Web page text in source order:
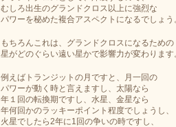
むしろ出生のグランドクロス以上に強烈な
パワーを秘めた複合アスペクトになるでしょう
もちろんこれは、グランドクロスになるための
星がどのぐらい遠い星かで影響力が変わります
例えばトランジットの月ですと、月一回の
パワーが動く時と言えますし、太陽なら
年１回の転換期ですし、水星、金星なら
年何回かのラッキーポイント程度でしょうし、
火星でしたら2年に1回の争いの時ですし、